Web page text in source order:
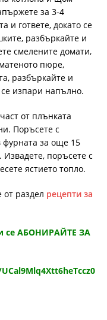
за 3-4
и гответе, докато се
разбъркайте и
смелените домати,
пюре,
разбъркайте и
се изпари напълно.
от плънката
Поръсете с
фурната за още 15
Извадете, поръсете с
ястието топло.
раздел рецепти за
се АБОНИРАЙТЕ ЗА